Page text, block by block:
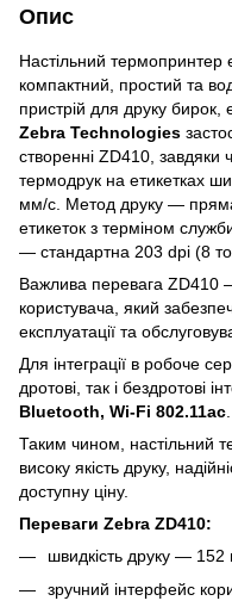
Опис
Настільний термопринтер
компактний, простий та
пристрій для друку бирок,
Zebra Technologies
створенні ZD410, завдяки
термодрук на етикетках
мм/с. Метод друку —
етикеток з терміном
— стандартна 203 dpi (8
Важлива перевага ZD410
користувача, який
експлуатації та
Для інтеграції в робоче
дротові, так і бездротові
Bluetooth, Wi-Fi 802.11ac
Таким чином, настільний
високу якість друку,
доступну ціну.
Переваги Zebra ZD410:
швидкість друку —
зручний інтерфейс